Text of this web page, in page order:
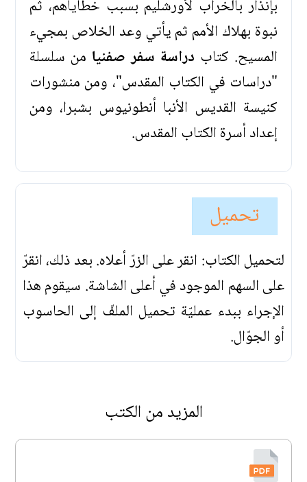
بإنذار بالخراب لأورشليم بسبب خطاياهم، ثم
نبوة بهلاك الأمم ثم يأتي وعد الخلاص بمجيء
المسيح. كتاب دراسة سفر صفنيا من سلسلة
"دراسات في الكتاب المقدس"، ومن منشورات
كنيسة القديس الأنبا أنطونيوس بشبرا، ومن
إعداد أسرة الكتاب المقدس.
تحميل
لتحميل الكتاب: انقر على الزرّ أعلاه. بعد ذلك، انقرّ
على السهم الموجود في أعلى الشاشة. سيقوم هذا
الإجراء ببدء عمليّة تحميل الملفّ إلى الحاسوب
أو الجوّال.
المزيد من الكتب